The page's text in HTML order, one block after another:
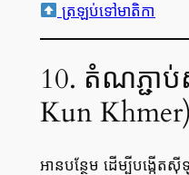
ត្រឡប់ទៅមាតិកា
10. តំណភ្ជា
Kun Khmer)
អានបន្ថែម ដើម្បីបង្កើ